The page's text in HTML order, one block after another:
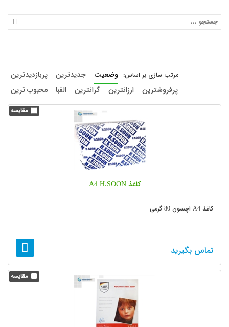
وضعیت جدیدترین
پربازدیدترین
پرفروشترین
ارزانترین گرانترین الفبا محبوب ترین
کاغذ A4 H.SOON
کاغذ A4 اچسون 80 گرمی
تماس بگیرید